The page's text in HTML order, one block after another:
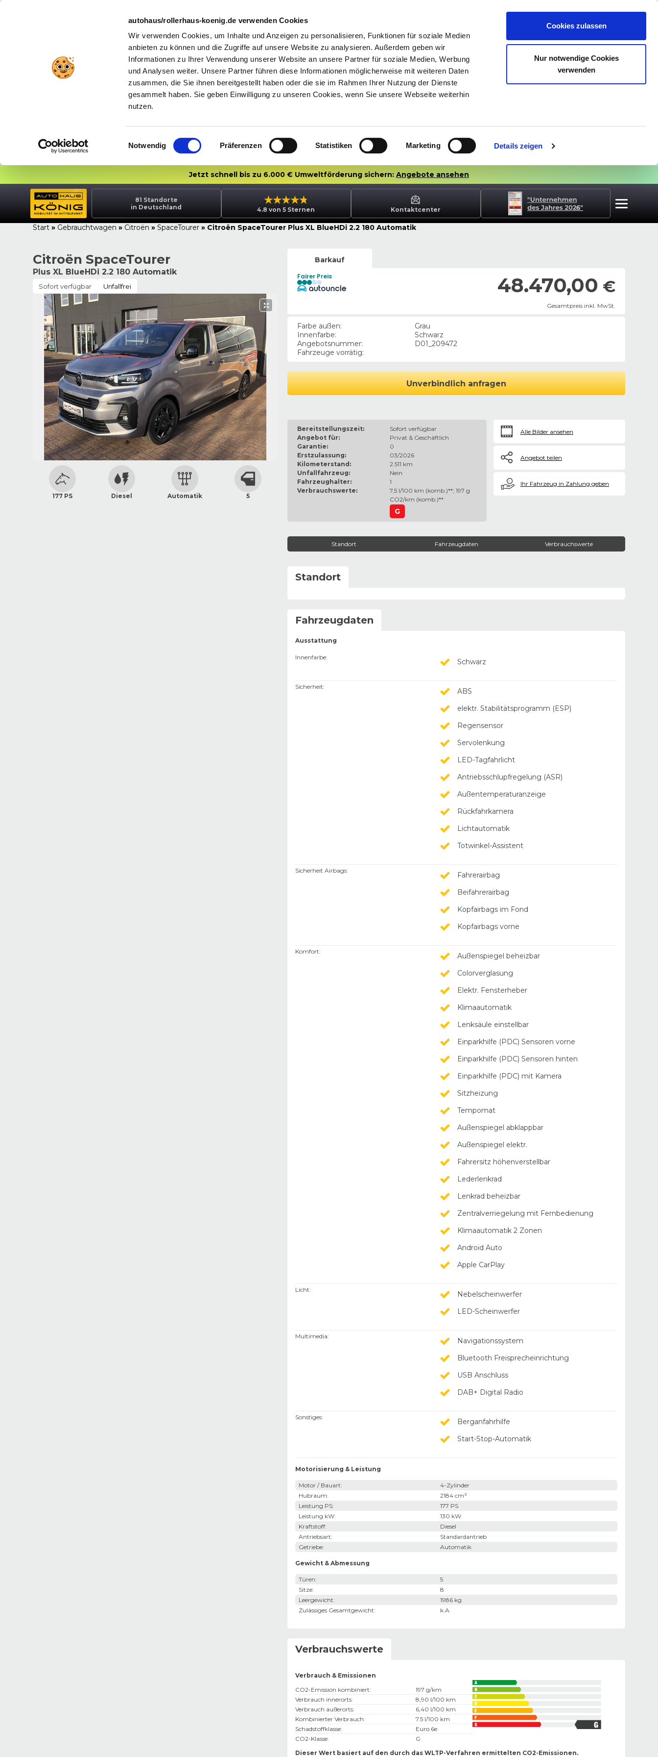
autohaus/rollerhaus-koenig.de verwenden Cookies
Wir verwenden Cookies, um Inhalte und Anzeigen zu personalisieren, Funktionen für soziale Medien
anbieten zu können und die Zugriffe auf unsere Website zu analysieren. Außerdem geben wir
Informationen zu Ihrer Verwendung unserer Website an unsere Partner für soziale Medien, Werbung
und Analysen weiter. Unsere Partner führen diese Informationen möglicherweise mit weiteren Daten
zusammen, die Sie ihnen bereitgestellt haben oder die sie im Rahmen Ihrer Nutzung der Dienste
gesammelt haben. Sie geben Einwilligung zu unseren Cookies, wenn Sie unsere Webseite weiterhin
nutzen.
Einwilligungsauswahl
Notwendig Präferenzen Statistiken Marketing Details zeigen
Cookies zulassen
Nur notwendige Cookies
verwenden
Jetzt schnell bis zu 6.000 € Umweltförderung sichern: Angebote ansehen
81 Standorte
in Deutschland
4.8 von 5 Sternen Kontaktcenter
Start » Gebrauchtwagen » Citroën » SpaceTourer » Citroën SpaceTourer Plus XL BlueHDi 2.2 180 Automatik
Citroën SpaceTourer
Plus XL BlueHDi 2.2 180 Automatik
Sofort verfügbar Unfallfrei
177 PS Diesel Automatik 5
Barkauf
Fairer Preis 48.470,00 €
Gesamtpreis inkl. MwSt.
Farbe außen:
Grau
Innenfarbe:
Schwarz
Angebotsnummer:
D01_209472
Fahrzeuge vorrätig:
Unverbindlich anfragen
Bereitstellungszeit:
Sofort verfügbar
Angebot für:
Privat & Geschäftlich
Garantie:
0
Erstzulassung:
03/2026
Kilometerstand:
2.511 km
Unfallfahrzeug:
Nein
Fahrzeughalter:
1
Verbrauchswerte:
7,5 l/100 km (komb.)**; 197 g
CO2/km (komb.)**
G
Alle Bilder ansehen
Angebot teilen
€ Ihr Fahrzeug in Zahlung geben
Standort Fahrzeugdaten Verbrauchswerte
Standort
Fahrzeugdaten
Ausstattung
Innenfarbe:
Schwarz
Sicherheit:
ABS
elektr. Stabilitätsprogramm (ESP)
Regensensor
Servolenkung
LED-Tagfahrlicht
Antriebsschlupfregelung (ASR)
Außentemperaturanzeige
Rückfahrkamera
Lichtautomatik
Totwinkel-Assistent
Sicherheit Airbags:
Fahrerairbag
Beifahrerairbag
Kopfairbags im Fond
Kopfairbags vorne
Komfort:
Außenspiegel beheizbar
Colorverglasung
Elektr. Fensterheber
Klimaautomatik
Lenksäule einstellbar
Einparkhilfe (PDC) Sensoren vorne
Einparkhilfe (PDC) Sensoren hinten
Einparkhilfe (PDC) mit Kamera
Sitzheizung
Tempomat
Außenspiegel abklappbar
Außenspiegel elektr.
Fahrersitz höhenverstellbar
Lederlenkrad
Lenkrad beheizbar
Zentralverriegelung mit Fernbedienung
Klimaautomatik 2 Zonen
Android Auto
Apple CarPlay
Licht:
Nebelscheinwerfer
LED-Scheinwerfer
Multimedia:
Navigationssystem
Bluetooth Freisprecheinrichtung
USB Anschluss
DAB+ Digital Radio
Sonstiges:
Berganfahrhilfe
Start-Stop-Automatik
Motorisierung & Leistung
Motor / Bauart:
4-Zylinder
Hubraum:
2184 cm³
Leistung PS:
177 PS
Leistung kW:
130 kW
Kraftstoff:
Diesel
Antriebsart:
Standardantrieb
Getriebe: Automatik
Gewicht & Abmessung
Türen:
5
Sitze:
8
Leergewicht:
1986 kg
Zulässiges Gesamtgewicht: k.A.
Verbrauchswerte
Verbrauch & Emissionen
CO2-Emission kombiniert:
197 g/km
Verbrauch innerorts:
8,90 l/100 km
Verbrauch außerorts:
6,40 l/100 km
Kombinierter Verbrauch:
7.5 l/100 km
Schadstoffklasse:
Euro 6e
CO2-Klasse:
G
Dieser Wert basiert auf den durch das WLTP-Verfahren ermittelten CO2-Emissionen.